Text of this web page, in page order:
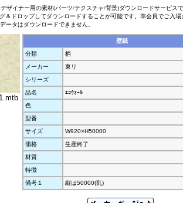
ザイナー用の素材(パーツ/テクスチャ/背景)ダウンロードサービスで
＆ドロップしてダウンロードすることが可能です。準会員でご入
ータはダウンロードできません。
壁紙
分類
柄
メーカー
東リ
シリーズ
品名
ｴｺｳｫｰﾙ
色
型番
サイズ
W920×H50000
価格
生産終了
材質
特徴
備考１
縦は50000(乱)